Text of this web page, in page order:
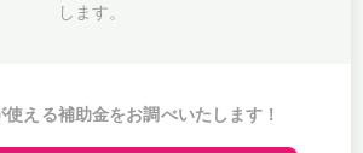
します。
使える補助金をお調べいたします！